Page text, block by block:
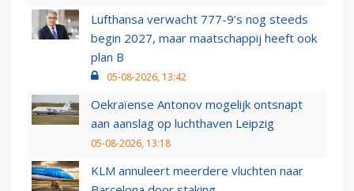
Lufthansa verwacht 777-9’s nog steeds
begin 2027, maar maatschappij heeft ook
plan B
05-08-2026, 13:42
Oekraïense Antonov mogelijk ontsnapt
aan aanslag op luchthaven Leipzig
05-08-2026, 13:18
KLM annuleert meerdere vluchten naar